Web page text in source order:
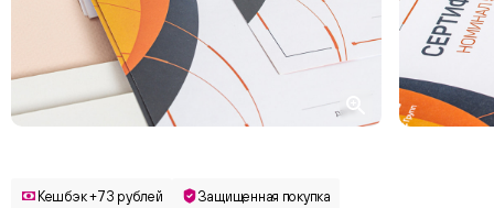
Кешбэк +73 рублей Защищенная покупка